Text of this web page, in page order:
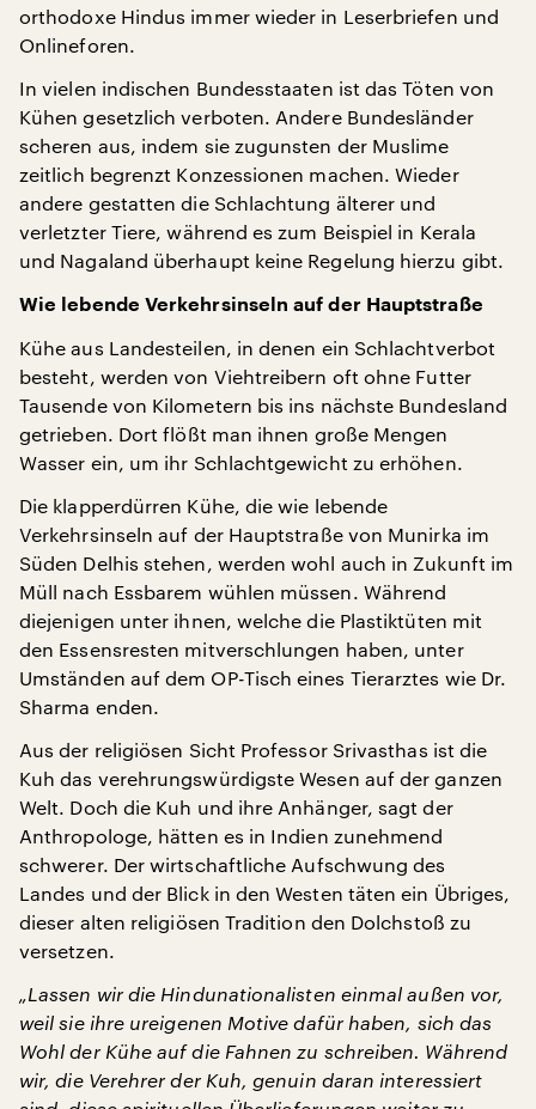
orthodoxe Hindus immer wieder in Leserbriefen und
Onlineforen.
In vielen indischen Bundesstaaten ist das Töten von
Kühen gesetzlich verboten. Andere Bundesländer
scheren aus, indem sie zugunsten der Muslime
zeitlich begrenzt Konzessionen machen. Wieder
andere gestatten die Schlachtung älterer und
verletzter Tiere, während es zum Beispiel in Kerala
und Nagaland überhaupt keine Regelung hierzu gibt.
Wie lebende Verkehrsinseln auf der Hauptstraße
Kühe aus Landesteilen, in denen ein Schlachtverbot
besteht, werden von Viehtreibern oft ohne Futter
Tausende von Kilometern bis ins nächste Bundesland
getrieben. Dort flößt man ihnen große Mengen
Wasser ein, um ihr Schlachtgewicht zu erhöhen.
Die klapperdürren Kühe, die wie lebende
Verkehrsinseln auf der Hauptstraße von Munirka im
Süden Delhis stehen, werden wohl auch in Zukunft im
Müll nach Essbarem wühlen müssen. Während
diejenigen unter ihnen, welche die Plastiktüten mit
den Essensresten mitverschlungen haben, unter
Umständen auf dem OP-Tisch eines Tierarztes wie Dr.
Sharma enden.
Aus der religiösen Sicht Professor Srivasthas ist die
Kuh das verehrungswürdigste Wesen auf der ganzen
Welt. Doch die Kuh und ihre Anhänger, sagt der
Anthropologe, hätten es in Indien zunehmend
schwerer. Der wirtschaftliche Aufschwung des
Landes und der Blick in den Westen täten ein Übriges,
dieser alten religiösen Tradition den Dolchstoß zu
versetzen.
„Lassen wir die Hindunationalisten einmal außen vor,
weil sie ihre ureigenen Motive dafür haben, sich das
Wohl der Kühe auf die Fahnen zu schreiben. Während
wir, die Verehrer der Kuh, genuin daran interessiert